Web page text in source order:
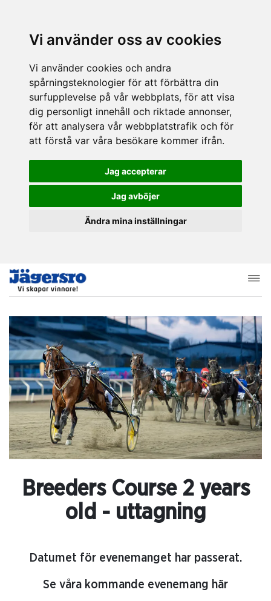
Vi använder oss av cookies
Vi använder cookies och andra
spårningsteknologier för att förbättra din
surfupplevelse på vår webbplats, för att visa
dig personligt innehåll och riktade annonser,
för att analysera vår webbplatstrafik och för
att förstå var våra besökare kommer ifrån.
Jag accepterar
Jag avböjer
Ändra mina inställningar
Breeders Course 2 years
old - uttagning
Datumet för evenemanget har passerat.
Se våra kommande evenemang här